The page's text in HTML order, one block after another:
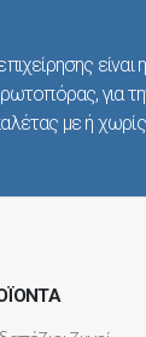
με ή χωρίς